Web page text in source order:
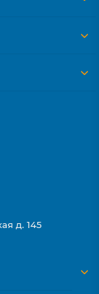
д. 145